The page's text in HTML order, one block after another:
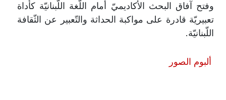
وفتح آفاق البحث الأكاديميّ أمام اللّغة اللّبنانيّة كأداة
تعبيريّة قادرة على مواكبة الحداثة والتّعبير عن الثّقافة
اللّبنانيّة.
ألبوم الصور